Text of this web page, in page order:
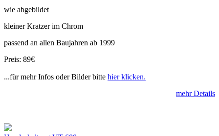
wie abgebildet
kleiner Kratzer im Chrom
passend an allen Baujahren ab 1999
Preis: 89€
...für mehr Infos oder Bilder bitte hier klicken.
mehr Details